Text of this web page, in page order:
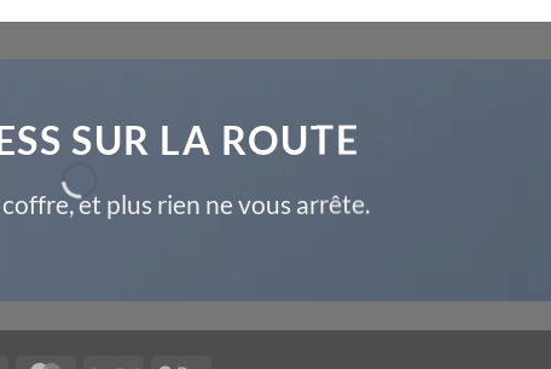
SUR LA ROUTE
et plus rien ne vous arrête.